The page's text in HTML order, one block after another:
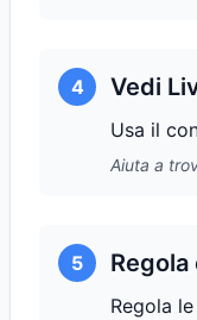
4 Vedi
Usa il
Aiuta a
5
Regola